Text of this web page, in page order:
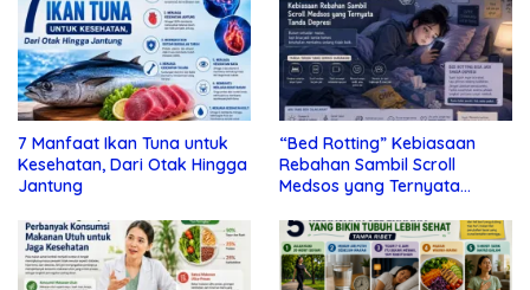
7 Manfaat Ikan Tuna untuk
Kesehatan, Dari Otak Hingga
Jantung
“Bed Rotting” Kebiasaan
Rebahan Sambil Scroll
Medsos yang Ternyata